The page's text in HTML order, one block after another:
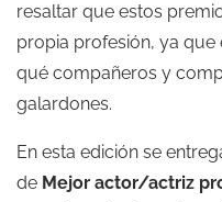
resaltar que estos
propia profesión, ya que
qué compañeros y
galardones.
En esta edición se
de Mejor actor/actriz